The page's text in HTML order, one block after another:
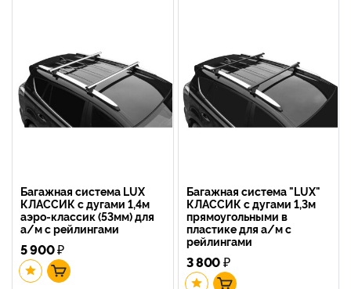
Багажная система LUX
КЛАССИК с дугами 1,4м
аэро-классик (53мм) для
а/м с рейлингами
5 900₽
Багажная система "LUX"
КЛАССИК с дугами 1,3м
прямоугольными в
пластике для а/м с
рейлингами
3 800₽